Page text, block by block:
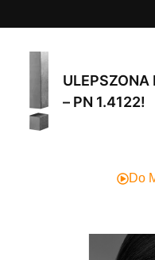
ULEPSZONA
– PN 1.4122!
Do